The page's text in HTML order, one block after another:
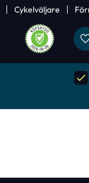
Cykelväljare
done